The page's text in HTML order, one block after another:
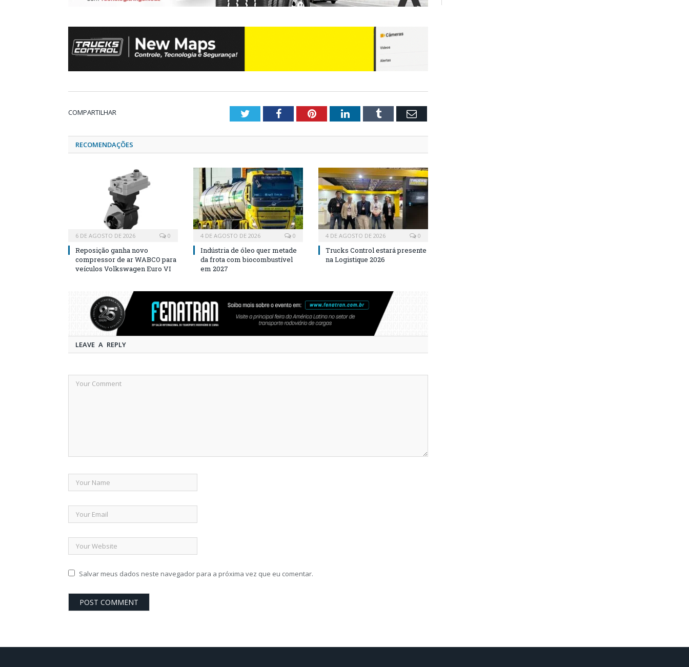
COMPARTILHAR TwitterFacebookPinterestLinkedInTumblr Email
RECOMENDAÇÕES
6 DE AGOSTO DE 2026 0
Reposição ganha novo
compressor de ar WABCO para
veículos Volkswagen Euro VI
4 DE AGOSTO DE 2026 0
Indústria de óleo quer metade
da frota com biocombustível
em 2027
4 DE AGOSTO DE 2026 0
Trucks Control estará presente
na Logistique 2026
LEAVE A REPLY
Salvar meus dados neste navegador para a próxima vez que eu comentar.